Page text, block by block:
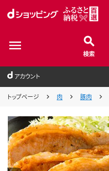
検索
アカウント
トップページ 肉 豚肉